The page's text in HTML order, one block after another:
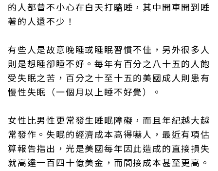
的人都曾不小心在白天打瞌睡，其中開車開到睡
著的人還不少！
有些人是故意晚睡或睡眠習慣不佳，另外很多人
則是想睡卻睡不好。每年有百分之八十五的人飽
受失眠之苦，百分之十至十五的美國成人則患有
慢性失眠（一個月以上睡不好覺）。
女性比男性更常發生睡眠障礙，而且年紀越大越
常發作。失眠的經濟成本高得嚇人，最近有項估
算報告指出，光是美國每年因此造成的直接損失
就高達一百四十億美金，而間接成本甚至更高。